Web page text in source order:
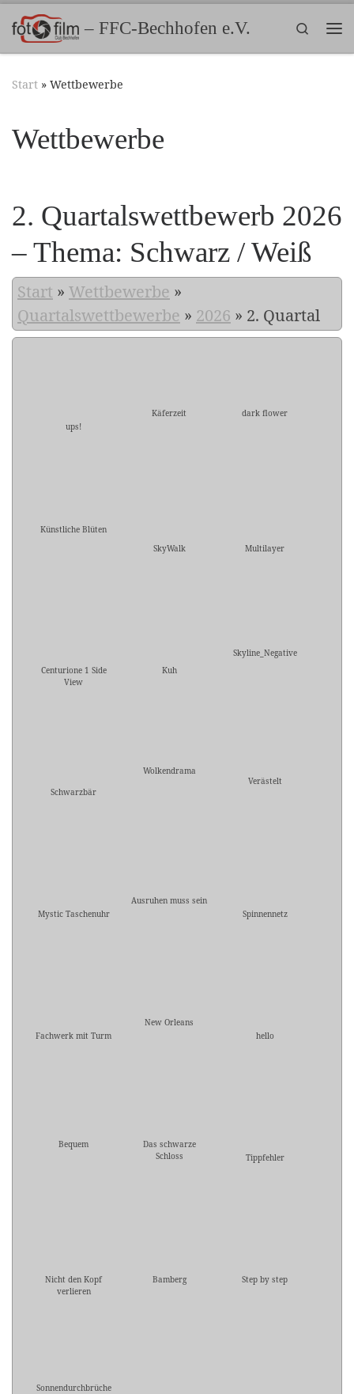
Zum Inhalt springen– FFC-Bechhofen e.V.
Search
Start » Wettbewerbe
Wettbewerbe
2. Quartalswettbewerb 2026
– Thema: Schwarz / Weiß
Start » Wettbewerbe »
Quartalswettbewerbe » 2026 » 2. Quartal
ups!
Käferzeit dark flower
Künstliche Blüten
SkyWalk
Multilayer
Centurione 1 Side
View
Kuh
Skyline_Negative
Schwarzbär
Wolkendrama
Verästelt
Mystic Taschenuhr
Ausruhen muss sein
Spinnennetz
Fachwerk mit Turm
New Orleans
hello
Bequem
Das schwarze
Schloss
Tippfehler
Nicht den Kopf
verlieren
Bamberg Step by step
Sonnendurchbrüche